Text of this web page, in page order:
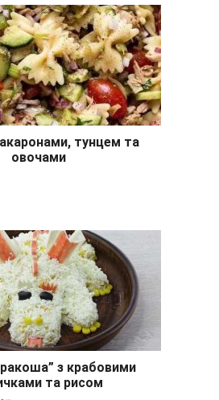
тунцем та
овочами
з крабовими
та рисом